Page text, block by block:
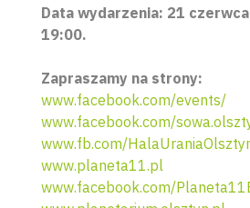
Data wydarzenia: 21
19:00.
Zapraszamy na strony:
www.facebook.com/events/
www.facebook.com/
www.fb.com/
www.planeta11.pl
www.facebook.com/